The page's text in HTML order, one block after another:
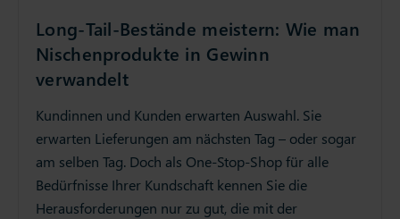
Long-Tail-Bestände meistern: Wie man
Nischenprodukte in Gewinn
verwandelt
Kundinnen und Kunden erwarten Auswahl. Sie
erwarten Lieferungen am nächsten Tag – oder sogar
am selben Tag. Doch als One-Stop-Shop für alle
Bedürfnisse Ihrer Kundschaft kennen Sie die
Herausforderungen nur zu gut, die mit der